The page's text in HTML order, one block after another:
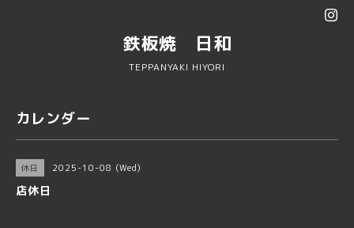
鉄板焼 日和
TEPPANYAKI HIYORI
カレンダー
休日 2025-10-08 (Wed)
店休日